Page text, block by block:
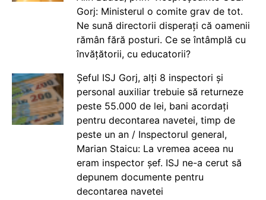
Gorj: Ministerul o comite grav de tot.
Ne sună directorii disperați că oamenii
rămân fără posturi. Ce se întâmplă cu
învățătorii, cu educatorii?
Șeful ISJ Gorj, alți 8 inspectori și
personal auxiliar trebuie să returneze
peste 55.000 de lei, bani acordați
pentru decontarea navetei, timp de
peste un an / Inspectorul general,
Marian Staicu: La vremea aceea nu
eram inspector șef. ISJ ne-a cerut să
depunem documente pentru
decontarea navetei